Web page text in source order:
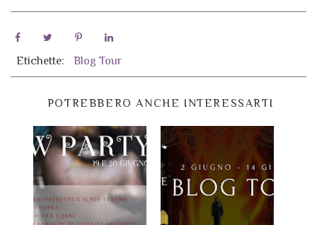
Etichette: Blog Tour
POTREBBERO ANCHE INTERESSARTI